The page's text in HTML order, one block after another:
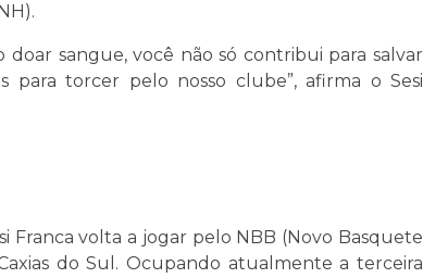
doar sangue, você não só contribui para salvar
para torcer pelo nosso clube”, afirma o Sesi
Franca volta a jogar pelo NBB (Novo Basquete
do Sul. Ocupando atualmente a terceira